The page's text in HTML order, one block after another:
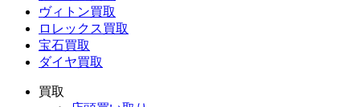
ヴィトン買取
ロレックス買取
宝石買取
ダイヤ買取
買取